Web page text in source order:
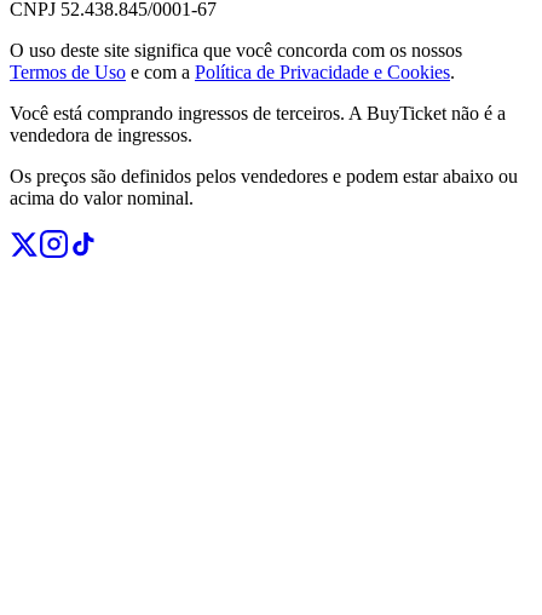
CNPJ 52.438.845/0001-67
O uso deste site significa que você concorda com os nossos
Termos de Uso e com a Política de Privacidade e Cookies.
Você está comprando ingressos de terceiros. A BuyTicket não é a
vendedora de ingressos.
Os preços são definidos pelos vendedores e podem estar abaixo ou
acima do valor nominal.